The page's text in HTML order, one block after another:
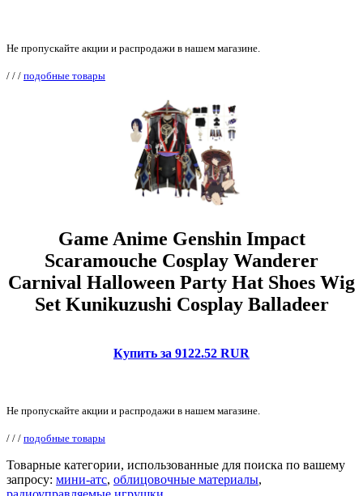
Не пропускайте акции и распродажи в нашем магазине.
/ / / подобные товары
Game Anime Genshin Impact
Scaramouche Cosplay Wanderer
Carnival Halloween Party Hat Shoes Wig
Set Kunikuzushi Cosplay Balladeer
Купить за 9122.52 RUR
Не пропускайте акции и распродажи в нашем магазине.
/ / / подобные товары
Товарные категории, использованные для поиска по вашему
запросу: мини-атс, облицовочные материалы,